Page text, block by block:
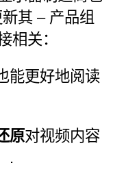
其 – 产品组
相关：
能更好地阅读
原对视频内容
.